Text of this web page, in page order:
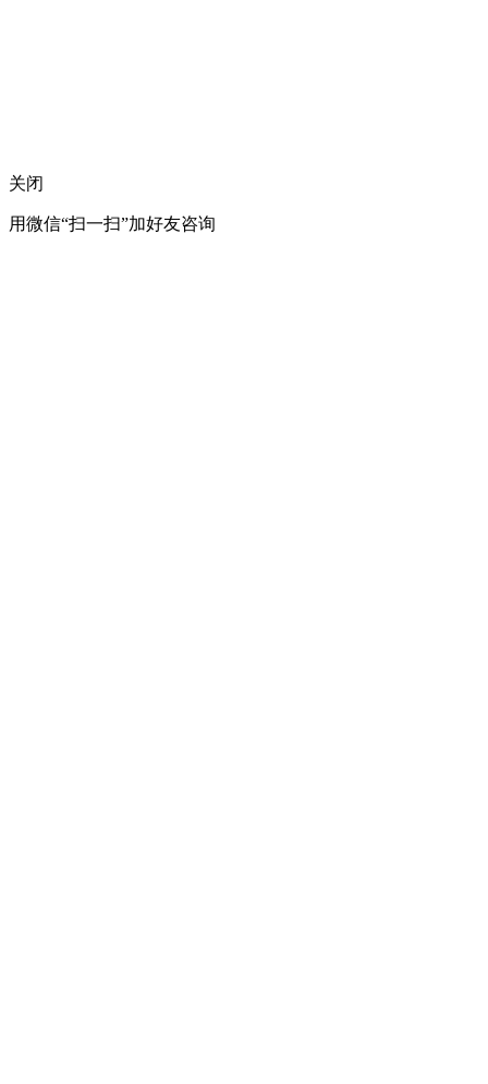
关闭
用微信“扫一扫”加好友咨询